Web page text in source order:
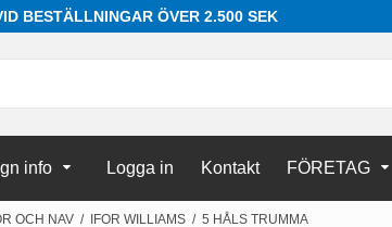
BESTÄLLNINGAR ÖVER 2.500 SEK
info Logga in Kontakt FÖRETAG
OCH NAV / IFOR WILLIAMS / 5 HÅLS TRUMMA